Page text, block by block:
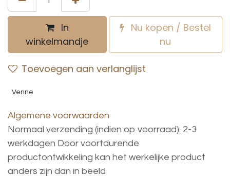
In
winkelmandje
Nu kopen / Bestel
nu
Toevoegen aan verlanglijst
Venne
Algemene voorwaarden
Normaal verzending (indien op voorraad): 2-3
werkdagen Door voortdurende
productontwikkeling kan het werkelijke product
anders zijn dan in beeld